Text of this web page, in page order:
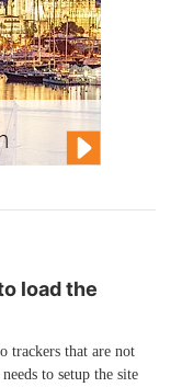
load the
trackers that are not
to setup the site